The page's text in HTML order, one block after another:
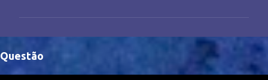
t
Questão